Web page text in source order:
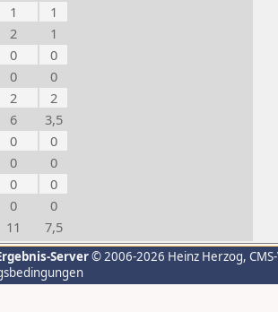
1
1
2
1
0
0
0
0
2
2
6
3,5
0
0
0
0
0
0
0
0
11 7,5
Server© 2006-2026 Heinz Herzog,